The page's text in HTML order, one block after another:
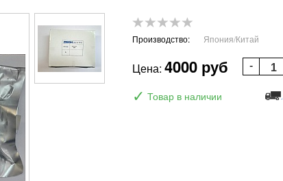
Производство:
Япония/Китай
Цена: 4000 руб
✓ Товар в наличии